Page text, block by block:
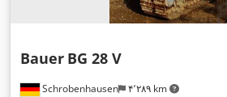
Schrobenhausen ۴٬۲۸۹ km
Bauer BG 28 V